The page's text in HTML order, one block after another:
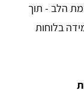
הלב - תוך
בלוחות